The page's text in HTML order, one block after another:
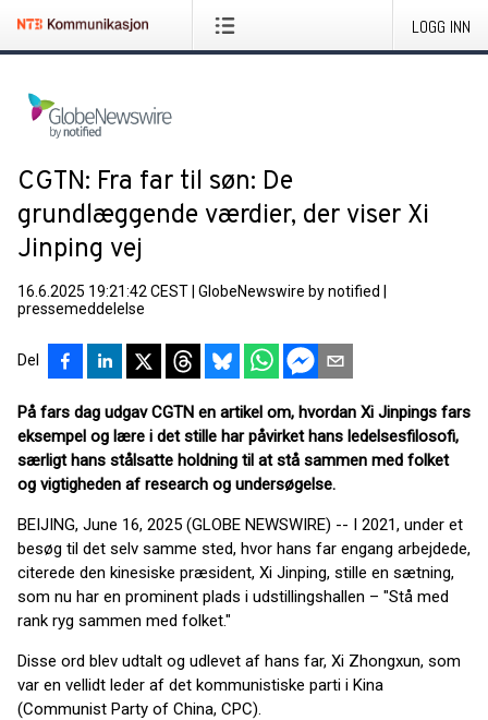
LOGG INN
CGTN: Fra far til søn: De
grundlæggende værdier, der viser Xi
Jinping vej
16.6.2025 19:21:42 CEST GlobeNewswire by notified
pressemeddelelse
Del
På fars dag udgav CGTN en artikel om, hvordan Xi Jinpings fars
eksempel og lære i det stille har påvirket hans ledelsesfilosofi,
særligt hans stålsatte holdning til at stå sammen med folket
og vigtigheden af research og undersøgelse.
BEIJING, June 16, 2025 (GLOBE NEWSWIRE) -- I 2021, under et
besøg til det selv samme sted, hvor hans far engang arbejdede,
citerede den kinesiske præsident, Xi Jinping, stille en sætning,
som nu har en prominent plads i udstillingshallen – "Stå med
rank ryg sammen med folket."
Disse ord blev udtalt og udlevet af hans far, Xi Zhongxun, som
var en vellidt leder af det kommunistiske parti i Kina
(Communist Party of China, CPC).